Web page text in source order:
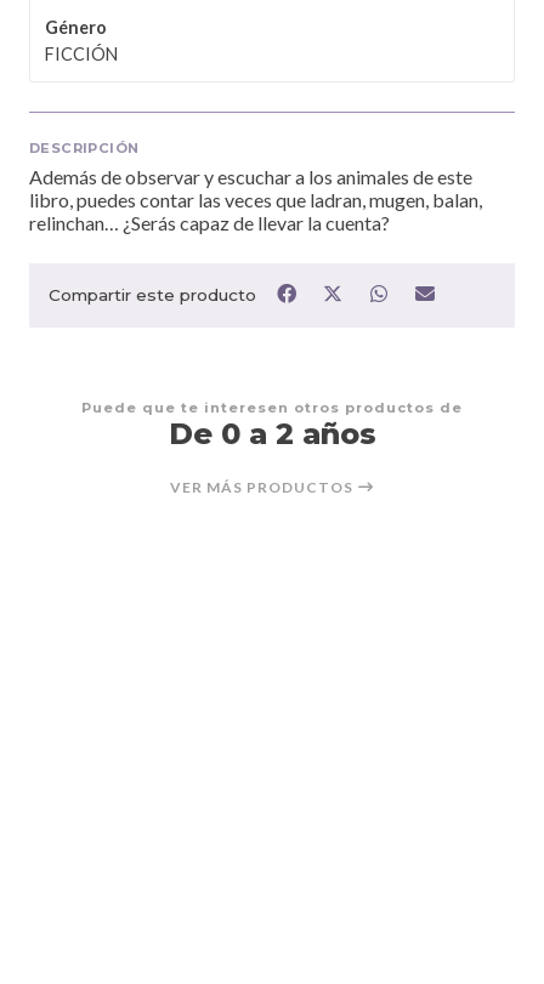
Género
FICCIÓN
DESCRIPCIÓN
Además de observar y escuchar a los animales de este
libro, puedes contar las veces que ladran, mugen, balan,
relinchan… ¿Serás capaz de llevar la cuenta?
Compartir este producto
Puede que te interesen otros productos de
De 0 a 2 años
VER MÁS PRODUCTOS